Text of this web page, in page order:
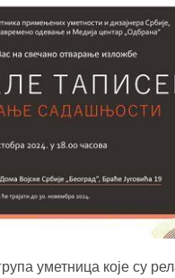
уметница које су